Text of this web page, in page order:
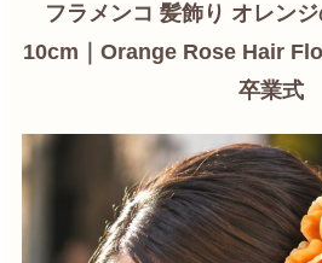
フラメンコ 髪飾り オレン
10cm｜Orange Rose Hair
卒業式